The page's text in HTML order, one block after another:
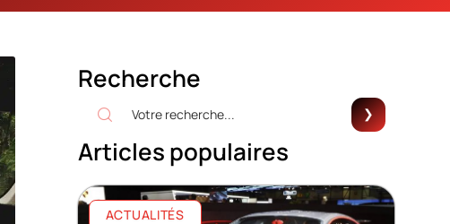
Recherche
Articles populaires
ACTUALITÉS